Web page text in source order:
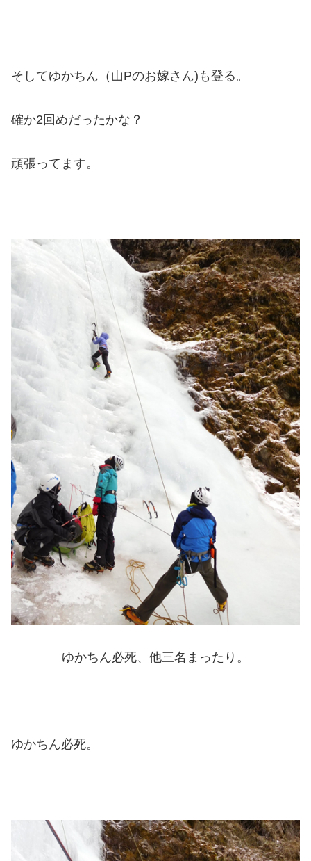
そしてゆかちん（山Pのお嫁さん)も登る。
確か2回めだったかな？
頑張ってます。
ゆかちん必死、他三名まったり。
ゆかちん必死。